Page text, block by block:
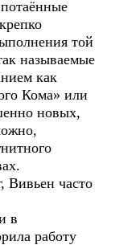
той
называемые
как
Кома» или
новых,
Вивьен часто
в
работу